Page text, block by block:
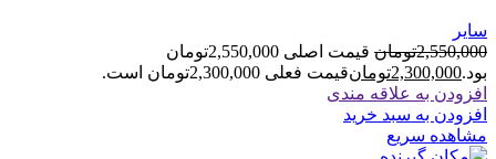
سایر
2,550,000تومان
قیمت اصلی 2,550,000تومان
بود.2,300,000تومانقیمت فعلی 2,300,000تومان است.
افزودن به علاقه مندی
افزودن به سبد خرید
مشاهده سریع